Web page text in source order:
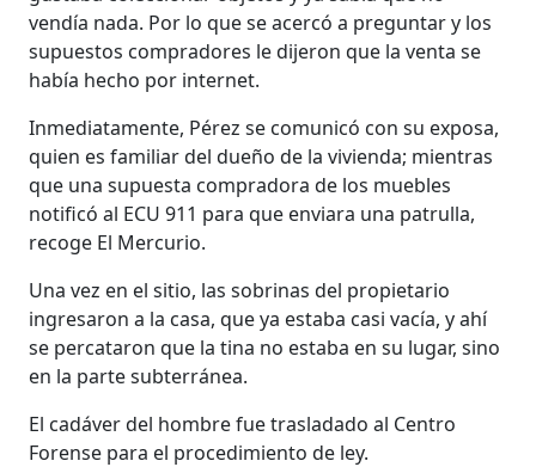
vendía nada. Por lo que se acercó a preguntar y los
supuestos compradores le dijeron que la venta se
había hecho por internet.
Inmediatamente, Pérez se comunicó con su exposa,
quien es familiar del dueño de la vivienda; mientras
que una supuesta compradora de los muebles
notificó al ECU 911 para que enviara una patrulla,
recoge El Mercurio.
Una vez en el sitio, las sobrinas del propietario
ingresaron a la casa, que ya estaba casi vacía, y ahí
se percataron que la tina no estaba en su lugar, sino
en la parte subterránea.
El cadáver del hombre fue trasladado al Centro
Forense para el procedimiento de ley.